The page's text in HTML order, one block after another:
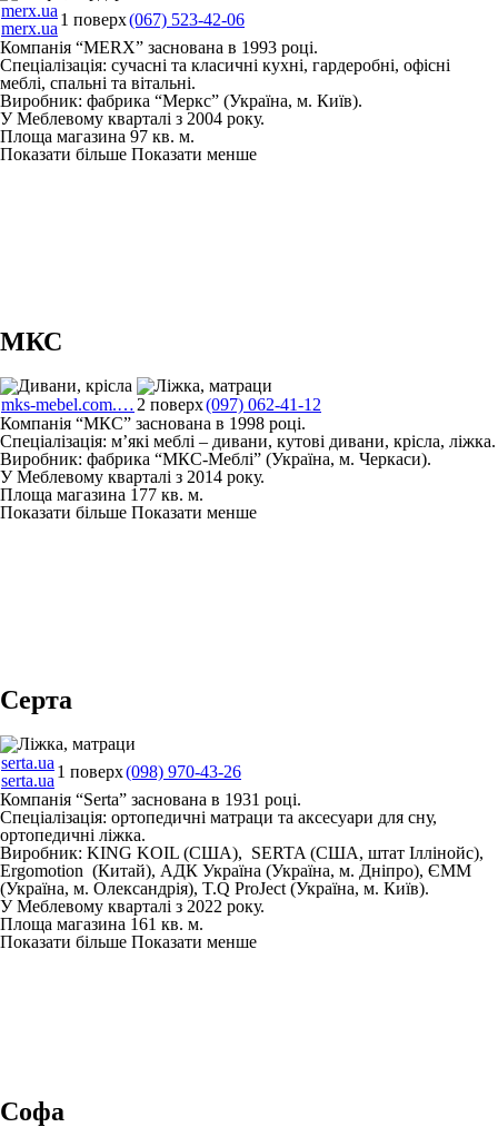
merx.ua
merx.ua 1 поверх(067) 523-42-06
Компанія “MERX” заснована в 1993 році.
Спеціалізація: сучасні та класичні кухні, гардеробні, офісні
меблі, спальні та вітальні.
Виробник: фабрика “Меркс” (Україна, м. Київ).
У Меблевому кварталі з 2004 року.
Площа магазина 97 кв. м.
Показати більше Показати менше
МКС
mks-mebel.com.… 2 поверх(097) 062-41-12
Компанія “МКС” заснована в 1998 році.
Спеціалізація: м’які меблі – дивани, кутові дивани, крісла, ліжка.
Виробник: фабрика “МКС-Меблі” (Україна, м. Черкаси).
У Меблевому кварталі з 2014 року.
Площа магазина 177 кв. м.
Показати більше Показати менше
Серта
serta.ua
serta.ua 1 поверх(098) 970-43-26
Компанія “Serta” заснована в 1931 році.
Спеціалізація: ортопедичні матраци та аксесуари для сну,
ортопедичні ліжка.
Виробник: KING KOIL (США), SERTA (США, штат Іллінойс),
Ergomotion (Китай), АДК Україна (Україна, м. Дніпро), ЄММ
(Україна, м. Олександрія), T.Q ProJect (Україна, м. Київ).
У Меблевому кварталі з 2022 року.
Площа магазина 161 кв. м.
Показати більше Показати менше
Софа